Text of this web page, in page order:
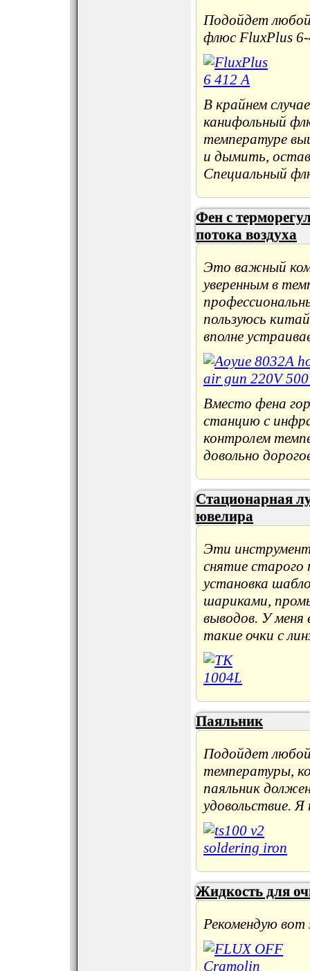
Подойдет
флюс FluxPlus
В крайнем
канифольный
температуре
и дымить,
Специальный
Фен с
потока воздуха
Это важный
уверенным в
пользуюсь
вполне
Вместо фена
станцию с
контролем
довольно
Стационарная
ювелира
Эти
снятие старого
установка
шариками,
выводов. У меня
такие очки с
Паяльник
Подойдет любой
температуры,
паяльник
удовольствие. Я
Жидкость для
Рекомендую